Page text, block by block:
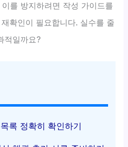
를 방지하려면 작성 가이드를
확인이 필요합니다. 실수를 줄
적일까요?
록 정확히 확인하기